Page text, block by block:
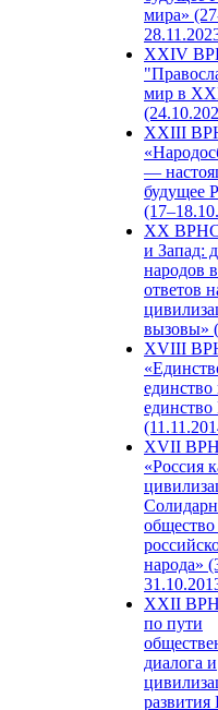
мира»
XXIV
мир в
XXIII
—
будущее
XX ВРНС
и Запад:
народов
ответов
вызовы»
XVIII
единство
единство
XVII
«Россия
народа»
XXII
по пути
диалога и
развития